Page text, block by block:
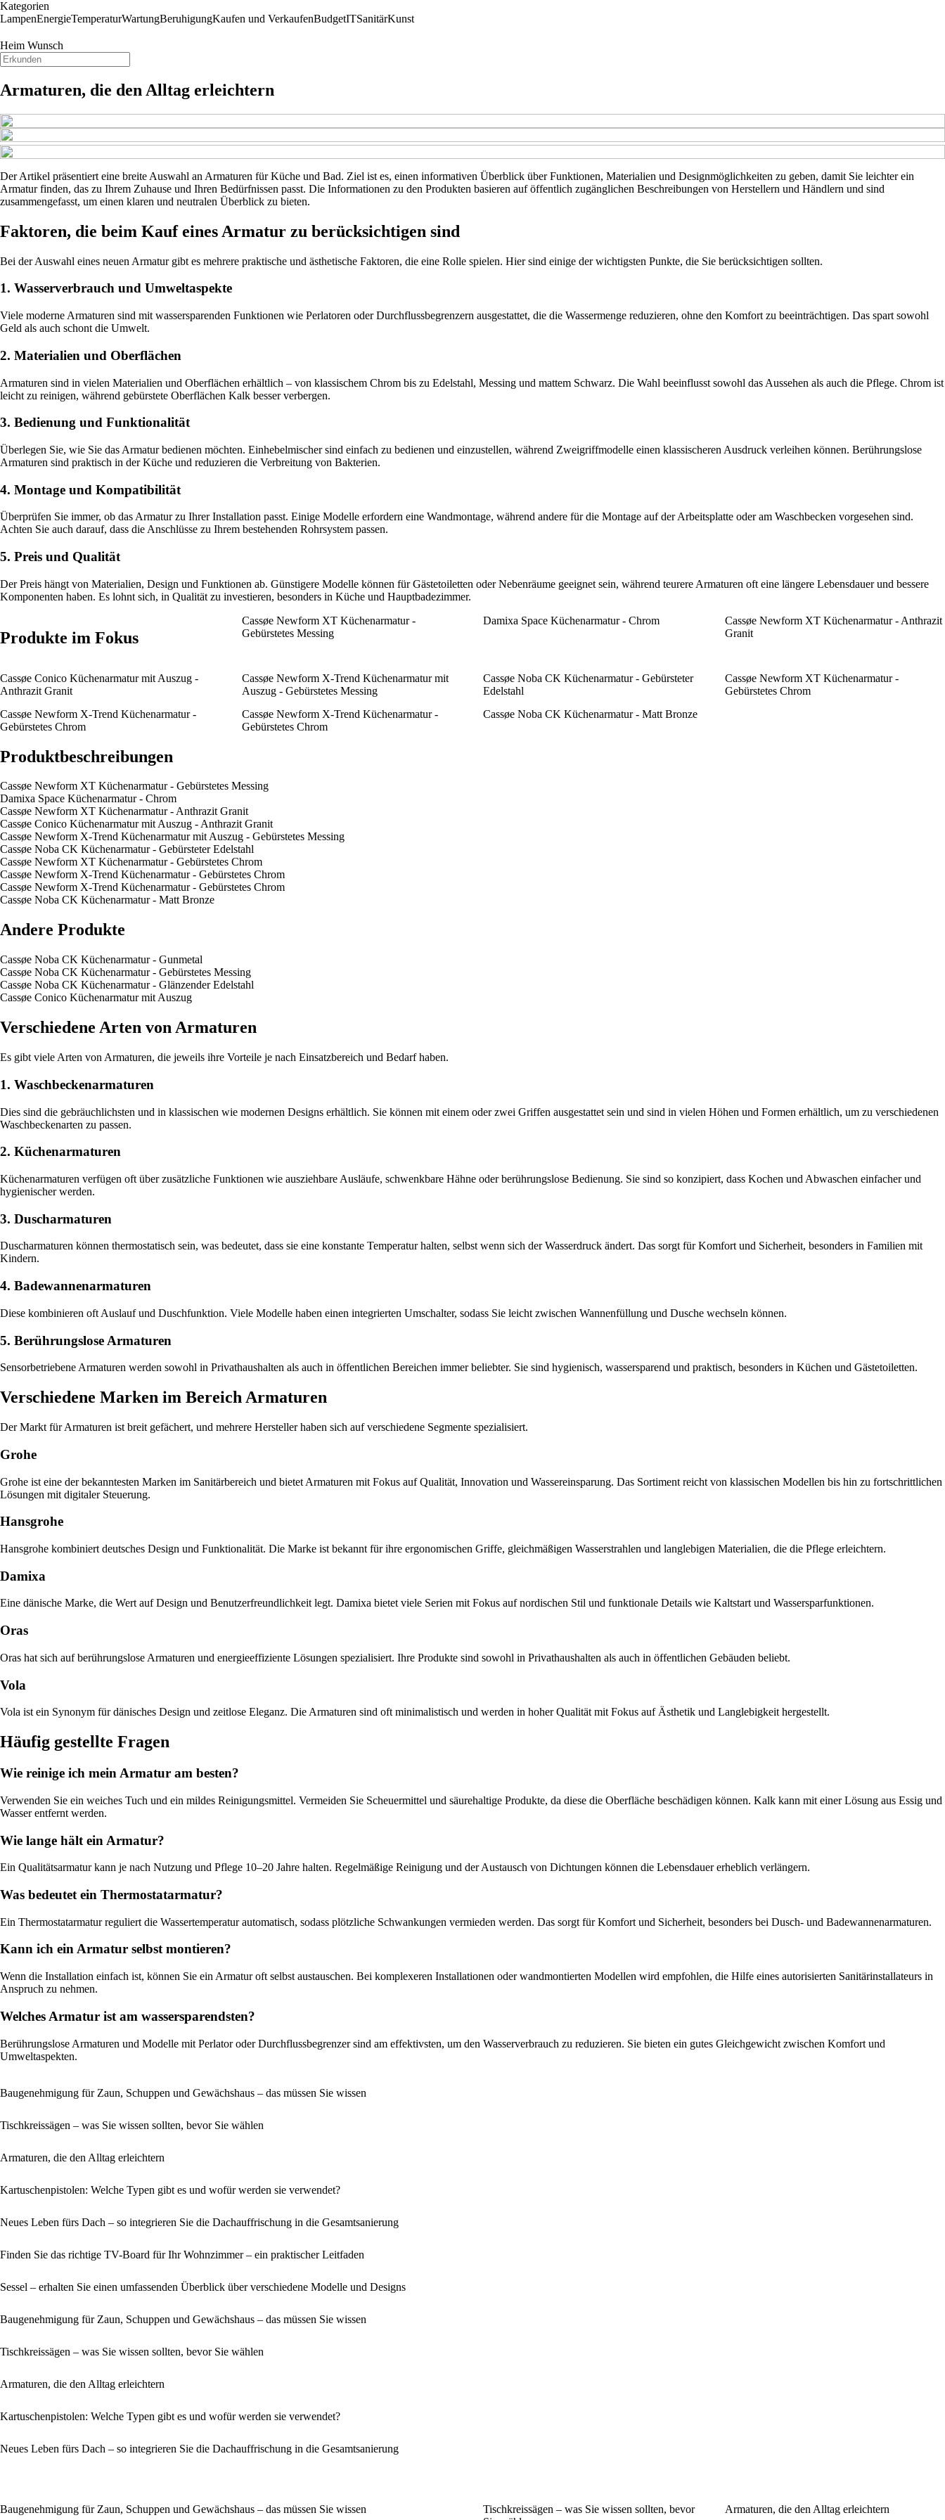
Kategorien
LampenEnergieTemperaturWartungBeruhigungKaufen und VerkaufenBudgetITSanitärKunst
Heim Wunsch
Armaturen, die den Alltag erleichtern
Der Artikel präsentiert eine breite Auswahl an Armaturen für Küche und Bad. Ziel ist es, einen informativen Überblick über Funktionen, Materialien und Designmöglichkeiten zu geben, damit Sie leichter ein
Armatur finden, das zu Ihrem Zuhause und Ihren Bedürfnissen passt. Die Informationen zu den Produkten basieren auf öffentlich zugänglichen Beschreibungen von Herstellern und Händlern und sind
zusammengefasst, um einen klaren und neutralen Überblick zu bieten.
Faktoren, die beim Kauf eines Armatur zu berücksichtigen sind
Bei der Auswahl eines neuen Armatur gibt es mehrere praktische und ästhetische Faktoren, die eine Rolle spielen. Hier sind einige der wichtigsten Punkte, die Sie berücksichtigen sollten.
1. Wasserverbrauch und Umweltaspekte
Viele moderne Armaturen sind mit wassersparenden Funktionen wie Perlatoren oder Durchflussbegrenzern ausgestattet, die die Wassermenge reduzieren, ohne den Komfort zu beeinträchtigen. Das spart sowohl
Geld als auch schont die Umwelt.
2. Materialien und Oberflächen
Armaturen sind in vielen Materialien und Oberflächen erhältlich – von klassischem Chrom bis zu Edelstahl, Messing und mattem Schwarz. Die Wahl beeinflusst sowohl das Aussehen als auch die Pflege. Chrom ist
leicht zu reinigen, während gebürstete Oberflächen Kalk besser verbergen.
3. Bedienung und Funktionalität
Überlegen Sie, wie Sie das Armatur bedienen möchten. Einhebelmischer sind einfach zu bedienen und einzustellen, während Zweigriffmodelle einen klassischeren Ausdruck verleihen können. Berührungslose
Armaturen sind praktisch in der Küche und reduzieren die Verbreitung von Bakterien.
4. Montage und Kompatibilität
Überprüfen Sie immer, ob das Armatur zu Ihrer Installation passt. Einige Modelle erfordern eine Wandmontage, während andere für die Montage auf der Arbeitsplatte oder am Waschbecken vorgesehen sind.
Achten Sie auch darauf, dass die Anschlüsse zu Ihrem bestehenden Rohrsystem passen.
5. Preis und Qualität
Der Preis hängt von Materialien, Design und Funktionen ab. Günstigere Modelle können für Gästetoiletten oder Nebenräume geeignet sein, während teurere Armaturen oft eine längere Lebensdauer und bessere
Komponenten haben. Es lohnt sich, in Qualität zu investieren, besonders in Küche und Hauptbadezimmer.
Produkte im Fokus
Cassøe Newform XT Küchenarmatur -
Gebürstetes Messing
Damixa Space Küchenarmatur - Chrom
Cassøe Newform XT Küchenarmatur - Anthrazit
Granit
Cassøe Conico Küchenarmatur mit Auszug -
Anthrazit Granit
Cassøe Newform X-Trend Küchenarmatur mit
Auszug - Gebürstetes Messing
Cassøe Noba CK Küchenarmatur - Gebürsteter
Edelstahl
Cassøe Newform XT Küchenarmatur -
Gebürstetes Chrom
Cassøe Newform X-Trend Küchenarmatur -
Gebürstetes Chrom
Cassøe Newform X-Trend Küchenarmatur -
Gebürstetes Chrom
Cassøe Noba CK Küchenarmatur - Matt Bronze
Produktbeschreibungen
Cassøe Newform XT Küchenarmatur - Gebürstetes Messing
Damixa Space Küchenarmatur - Chrom
Cassøe Newform XT Küchenarmatur - Anthrazit Granit
Cassøe Conico Küchenarmatur mit Auszug - Anthrazit Granit
Cassøe Newform X-Trend Küchenarmatur mit Auszug - Gebürstetes Messing
Cassøe Noba CK Küchenarmatur - Gebürsteter Edelstahl
Cassøe Newform XT Küchenarmatur - Gebürstetes Chrom
Cassøe Newform X-Trend Küchenarmatur - Gebürstetes Chrom
Cassøe Newform X-Trend Küchenarmatur - Gebürstetes Chrom
Cassøe Noba CK Küchenarmatur - Matt Bronze
Andere Produkte
Cassøe Noba CK Küchenarmatur - Gunmetal
Cassøe Noba CK Küchenarmatur - Gebürstetes Messing
Cassøe Noba CK Küchenarmatur - Glänzender Edelstahl
Cassøe Conico Küchenarmatur mit Auszug
Verschiedene Arten von Armaturen
Es gibt viele Arten von Armaturen, die jeweils ihre Vorteile je nach Einsatzbereich und Bedarf haben.
1. Waschbeckenarmaturen
Dies sind die gebräuchlichsten und in klassischen wie modernen Designs erhältlich. Sie können mit einem oder zwei Griffen ausgestattet sein und sind in vielen Höhen und Formen erhältlich, um zu verschiedenen
Waschbeckenarten zu passen.
2. Küchenarmaturen
Küchenarmaturen verfügen oft über zusätzliche Funktionen wie ausziehbare Ausläufe, schwenkbare Hähne oder berührungslose Bedienung. Sie sind so konzipiert, dass Kochen und Abwaschen einfacher und
hygienischer werden.
3. Duscharmaturen
Duscharmaturen können thermostatisch sein, was bedeutet, dass sie eine konstante Temperatur halten, selbst wenn sich der Wasserdruck ändert. Das sorgt für Komfort und Sicherheit, besonders in Familien mit
Kindern.
4. Badewannenarmaturen
Diese kombinieren oft Auslauf und Duschfunktion. Viele Modelle haben einen integrierten Umschalter, sodass Sie leicht zwischen Wannenfüllung und Dusche wechseln können.
5. Berührungslose Armaturen
Sensorbetriebene Armaturen werden sowohl in Privathaushalten als auch in öffentlichen Bereichen immer beliebter. Sie sind hygienisch, wassersparend und praktisch, besonders in Küchen und Gästetoiletten.
Verschiedene Marken im Bereich Armaturen
Der Markt für Armaturen ist breit gefächert, und mehrere Hersteller haben sich auf verschiedene Segmente spezialisiert.
Grohe
Grohe ist eine der bekanntesten Marken im Sanitärbereich und bietet Armaturen mit Fokus auf Qualität, Innovation und Wassereinsparung. Das Sortiment reicht von klassischen Modellen bis hin zu fortschrittlichen
Lösungen mit digitaler Steuerung.
Hansgrohe
Hansgrohe kombiniert deutsches Design und Funktionalität. Die Marke ist bekannt für ihre ergonomischen Griffe, gleichmäßigen Wasserstrahlen und langlebigen Materialien, die die Pflege erleichtern.
Damixa
Eine dänische Marke, die Wert auf Design und Benutzerfreundlichkeit legt. Damixa bietet viele Serien mit Fokus auf nordischen Stil und funktionale Details wie Kaltstart und Wassersparfunktionen.
Oras
Oras hat sich auf berührungslose Armaturen und energieeffiziente Lösungen spezialisiert. Ihre Produkte sind sowohl in Privathaushalten als auch in öffentlichen Gebäuden beliebt.
Vola
Vola ist ein Synonym für dänisches Design und zeitlose Eleganz. Die Armaturen sind oft minimalistisch und werden in hoher Qualität mit Fokus auf Ästhetik und Langlebigkeit hergestellt.
Häufig gestellte Fragen
Wie reinige ich mein Armatur am besten?
Verwenden Sie ein weiches Tuch und ein mildes Reinigungsmittel. Vermeiden Sie Scheuermittel und säurehaltige Produkte, da diese die Oberfläche beschädigen können. Kalk kann mit einer Lösung aus Essig und
Wasser entfernt werden.
Wie lange hält ein Armatur?
Ein Qualitätsarmatur kann je nach Nutzung und Pflege 10–20 Jahre halten. Regelmäßige Reinigung und der Austausch von Dichtungen können die Lebensdauer erheblich verlängern.
Was bedeutet ein Thermostatarmatur?
Ein Thermostatarmatur reguliert die Wassertemperatur automatisch, sodass plötzliche Schwankungen vermieden werden. Das sorgt für Komfort und Sicherheit, besonders bei Dusch- und Badewannenarmaturen.
Kann ich ein Armatur selbst montieren?
Wenn die Installation einfach ist, können Sie ein Armatur oft selbst austauschen. Bei komplexeren Installationen oder wandmontierten Modellen wird empfohlen, die Hilfe eines autorisierten Sanitärinstallateurs in
Anspruch zu nehmen.
Welches Armatur ist am wassersparendsten?
Berührungslose Armaturen und Modelle mit Perlator oder Durchflussbegrenzer sind am effektivsten, um den Wasserverbrauch zu reduzieren. Sie bieten ein gutes Gleichgewicht zwischen Komfort und
Umweltaspekten.
Baugenehmigung für Zaun, Schuppen und Gewächshaus – das müssen Sie wissen
Tischkreissägen – was Sie wissen sollten, bevor Sie wählen
Armaturen, die den Alltag erleichtern
Kartuschenpistolen: Welche Typen gibt es und wofür werden sie verwendet?
Neues Leben fürs Dach – so integrieren Sie die Dachauffrischung in die Gesamtsanierung
Finden Sie das richtige TV-Board für Ihr Wohnzimmer – ein praktischer Leitfaden
Sessel – erhalten Sie einen umfassenden Überblick über verschiedene Modelle und Designs
Baugenehmigung für Zaun, Schuppen und Gewächshaus – das müssen Sie wissen
Tischkreissägen – was Sie wissen sollten, bevor Sie wählen
Armaturen, die den Alltag erleichtern
Kartuschenpistolen: Welche Typen gibt es und wofür werden sie verwendet?
Neues Leben fürs Dach – so integrieren Sie die Dachauffrischung in die Gesamtsanierung
Baugenehmigung für Zaun, Schuppen und Gewächshaus – das müssen Sie wissen
Tischkreissägen – was Sie wissen sollten, bevor
Armaturen, die den Alltag erleichtern